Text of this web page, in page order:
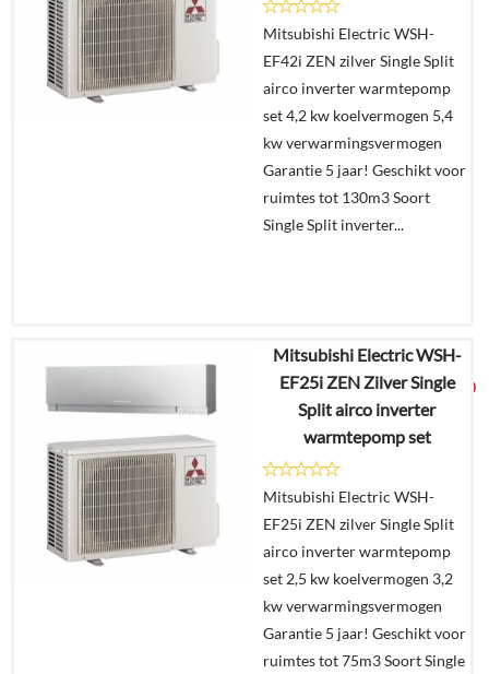
In
winkelmand
Mitsubishi Electric WSH-
EF42i ZEN zilver Single Split
airco inverter warmtepomp
set 4,2 kw koelvermogen 5,4
kw verwarmingsvermogen
Garantie 5 jaar! Geschikt voor
ruimtes tot 130m3 Soort
Single Split inverter...
€3.708,65
€2.399,00
Details
In
winkelmand
Mitsubishi Electric WSH-
EF25i ZEN Zilver Single
Split airco inverter
warmtepomp set
Mitsubishi Electric WSH-
EF25i ZEN zilver Single Split
airco inverter warmtepomp
set 2,5 kw koelvermogen 3,2
kw verwarmingsvermogen
Garantie 5 jaar! Geschikt voor
ruimtes tot 75m3 Soort Single